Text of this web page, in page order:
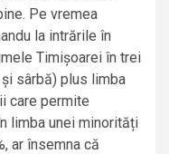
Pe vremea
la intrările în
Timișoarei în trei
sârbă) plus limba
care permite
limba unei minorități
ar însemna că